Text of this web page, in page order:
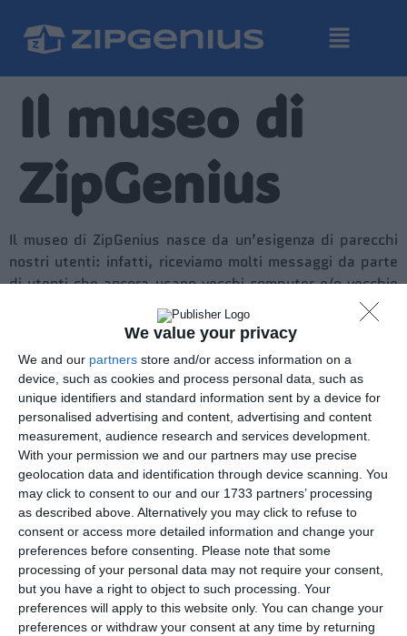
We value your privacy
We and our partners store and/or access information on a
device, such as cookies and process personal data, such as
unique identifiers and standard information sent by a device for
personalised advertising and content, advertising and content
measurement, audience research and services development.
With your permission we and our partners may use precise
geolocation data and identification through device scanning. You
may click to consent to our and our 1733 partners’ processing
as described above. Alternatively you may click to refuse to
consent or access more detailed information and change your
preferences before consenting. Please note that some
processing of your personal data may not require your consent,
but you have a right to object to such processing. Your
preferences will apply to this website only. You can change your
preferences or withdraw your consent at any time by returning
Il museo di
ZipGenius
Il museo di ZipGenius nasce da un’esigenza di parecchi
nostri utenti: infatti, riceviamo molti messaggi da parte
di utenti che ancora usano vecchi computer e/o vecchie
versioni di Windows che si lamentano del
malfunzionamento delle versioni più recenti di ZipGenius
nelle loro installazioni. Tutto ciò è atteso ed è normale:
ZipGenius, infatti, si è evoluto nel corso di questi 17
anni, ha acquistato nuove funzioni, alcune sono state
migliorate e rese compatibili con le nuove versioni di
Windows, altre invece sono state rimosse perché
correlate con hardware ormai obsoleti. Provate ad
installare ZipGenius 6.3.2.3110 su Windows 98:
riceveret un messaggio d’errore riguardante la mancanza
di supporto a Unicode. E’ ovvio che sia così poiché
Windows 98 non supportava nativamente Unicode.
L’unica soluzione, dunque, è scaricare una versione
precedente e sicuramente funzionante perché non troppo
evoluta.